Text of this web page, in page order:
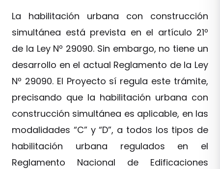
La habilitación urbana con construcción
simultánea está prevista en el artículo 21º
de la Ley Nº 29090. Sin embargo, no tiene un
desarrollo en el actual Reglamento de la Ley
Nº 29090. El Proyecto sí regula este trámite,
precisando que la habilitación urbana con
construcción simultánea es aplicable, en las
modalidades “C” y “D”, a todos los tipos de
habilitación urbana regulados en el
Reglamento Nacional de Edificaciones